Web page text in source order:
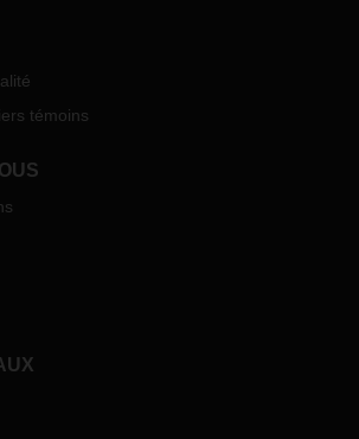
sur une réforme du péage qui
1er janvier 2024. Cette réforme
du péage pour les véhicules de 3,5
péage CO2.
ou besoin de plus
témoins